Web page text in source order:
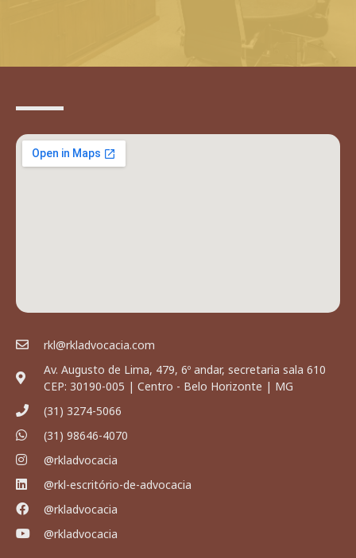
rkl@rkladvocacia.com
Av. Augusto de Lima, 479, 6º andar, secretaria sala 610
CEP: 30190-005 | Centro - Belo Horizonte | MG
(31) 3274-5066
(31) 98646-4070
@rkladvocacia
@rkl-escritório-de-advocacia
@rkladvocacia
@rkladvocacia